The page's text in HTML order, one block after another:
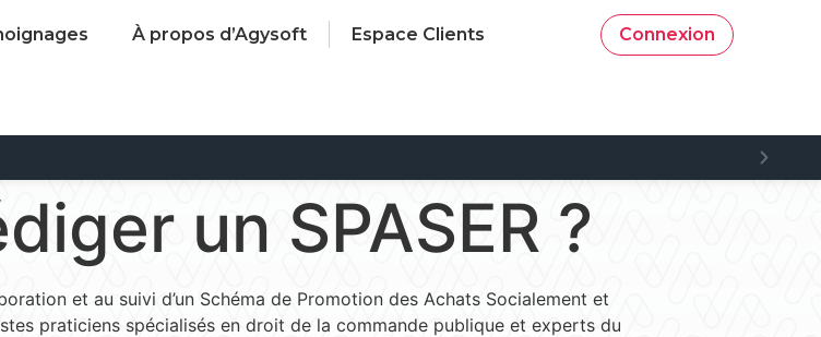
À propos d’Agysoft Espace Clients Connexion
un SPASER ?
et au suivi d’un Schéma de Promotion des Achats Socialement et
praticiens spécialisés en droit de la commande publique et experts du